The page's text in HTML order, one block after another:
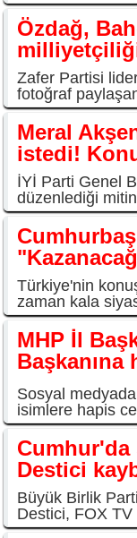
Özdağ,
Zafer Partisi
fotoğraf
Meral
istedi!
İYİ Parti Genel
düzenlediği
Türkiye'nin
zaman kala
MHP İl
Başkanına
Sosyal
isimlere hapis
Cumhur'da
Destici
Büyük Birlik
Destici, FOX TV